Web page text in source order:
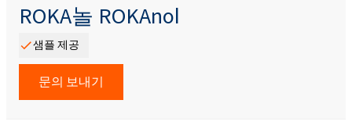
ROKA놀 ROKAnol
샘플 제공
문의 보내기